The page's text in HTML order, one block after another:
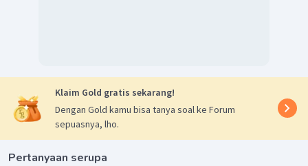
Klaim Gold gratis sekarang!
Dengan Gold kamu bisa tanya soal ke Forum
sepuasnya, lho.
Pertanyaan serupa